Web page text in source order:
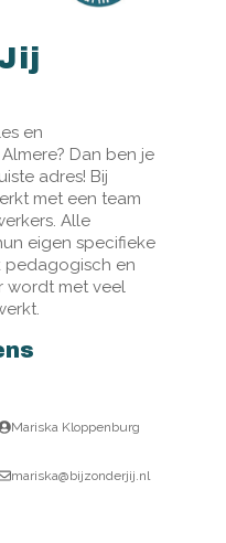
en
Dan ben je
adres! Bij
met een team
Alle
eigen specifieke
pedagogisch en
wordt met veel
Mariska Kloppenburg
mariska@bijzonderjij.nl